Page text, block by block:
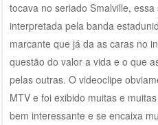
tocava no seriado Smalville,
interpretada pela banda
marcante que já da as caras no
questão do valor a vida e o que
pelas outras. O videoclipe
MTV e foi exibido muitas e
bem interessante e se encaixa